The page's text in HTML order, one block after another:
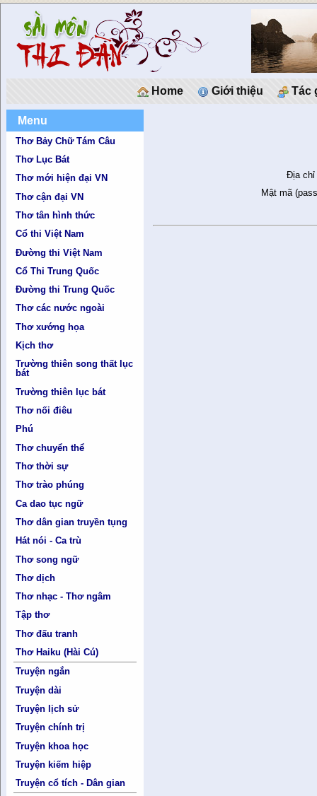
Home Giới thiệu Tác
Menu
Thơ Bảy Chữ Tám Câu
Thơ Lục Bát
Thơ mới hiện đại VN
Thơ cận đại VN
Thơ tân hình thức
Cổ thi Việt Nam
Đường thi Việt Nam
Cổ Thi Trung Quốc
Đường thi Trung Quốc
Thơ các nước ngoài
Thơ xướng họa
Kịch thơ
Trường thiên song thất lục
bát
Trường thiên lục bát
Thơ nối điêu
Phú
Thơ chuyển thể
Thơ thời sự
Thơ trào phúng
Ca dao tục ngữ
Thơ dân gian truyền tụng
Hát nói - Ca trù
Thơ song ngữ
Thơ dịch
Thơ nhạc - Thơ ngâm
Tập thơ
Thơ đấu tranh
Thơ Haiku (Hài Cú)
Truyện ngắn
Truyện dài
Truyện lịch sử
Truyện chính trị
Truyện khoa học
Truyện kiếm hiệp
Truyện cổ tích - Dân gian
Địa chỉ
Mật mã